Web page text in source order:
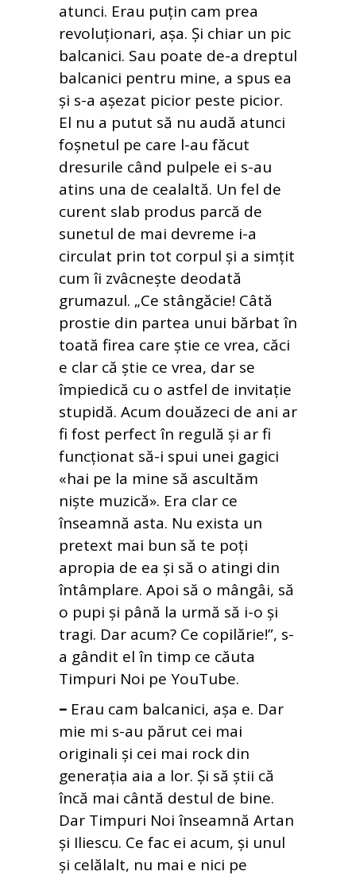
atunci. Erau puțin cam prea
revoluționari, așa. Și chiar un pic
balcanici. Sau poate de-a dreptul
balcanici pentru mine, a spus ea
și s-a așezat picior peste picior.
El nu a putut să nu audă atunci
foșnetul pe care l-au făcut
dresurile când pulpele ei s-au
atins una de cealaltă. Un fel de
curent slab produs parcă de
sunetul de mai devreme i-a
circulat prin tot corpul și a simțit
cum îi zvâcnește deodată
grumazul. „Ce stângăcie! Câtă
prostie din partea unui bărbat în
toată firea care știe ce vrea, căci
e clar că știe ce vrea, dar se
împiedică cu o astfel de invitație
stupidă. Acum douăzeci de ani ar
fi fost perfect în regulă și ar fi
funcționat să-i spui unei gagici
«hai pe la mine să ascultăm
niște muzică». Era clar ce
înseamnă asta. Nu exista un
pretext mai bun să te poți
apropia de ea și să o atingi din
întâmplare. Apoi să o mângâi, să
o pupi și până la urmă să i-o și
tragi. Dar acum? Ce copilărie!”, s-
a gândit el în timp ce căuta
Timpuri Noi pe YouTube.
– Erau cam balcanici, așa e. Dar
mie mi s-au părut cei mai
originali și cei mai rock din
generația aia a lor. Și să știi că
încă mai cântă destul de bine.
Dar Timpuri Noi înseamnă Artan
și Iliescu. Ce fac ei acum, și unul
și celălalt, nu mai e nici pe